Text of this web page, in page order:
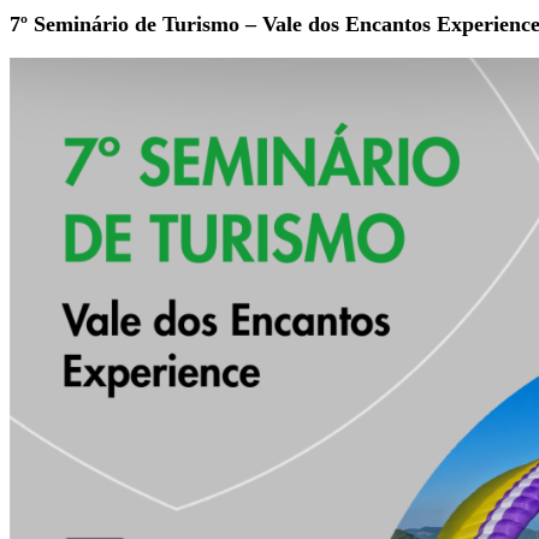
7º Seminário de Turismo – Vale dos Encantos Experience